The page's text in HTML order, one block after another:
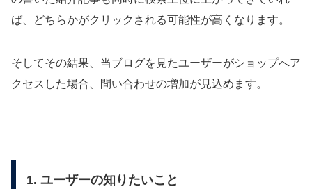
ば、どちらかがクリックされる可能性が高くなります。
そしてその結果、当ブログを見たユーザーがショップへア
クセスした場合、問い合わせの増加が見込めます。
1. ユーザーの知りたいこと